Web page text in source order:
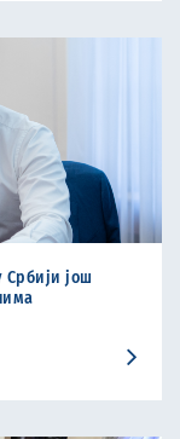
још